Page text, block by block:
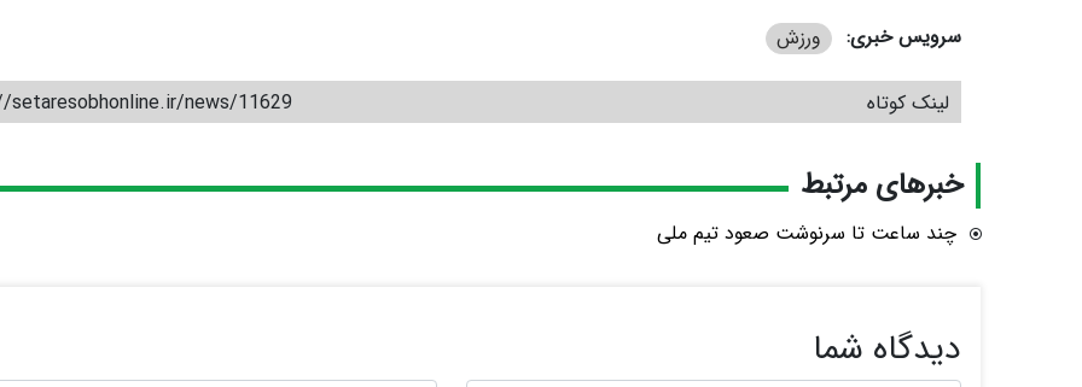
سرویس خبری: ورزش
لینک کوتاه news/11629
خبرهای مرتبط
چند ساعت تا سرنوشت صعود تیم ملی
دیدگاه شما